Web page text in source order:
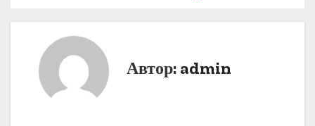
Автор: admin